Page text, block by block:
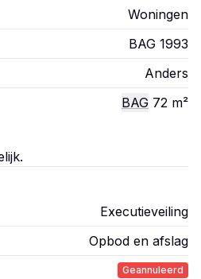
Woningen
BAG 1993
Anders
BAG 72 m²
Executieveiling
Opbod en afslag
Geannuleerd